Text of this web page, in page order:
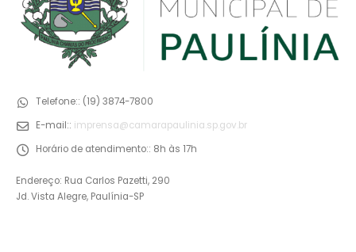
Telefone:: (19) 3874-7800
E-mail:: imprensa@camarapaulinia.sp.gov.br
Horário de atendimento:: 8h às 17h
Endereço: Rua Carlos Pazetti, 290
Jd. Vista Alegre, Paulínia-SP